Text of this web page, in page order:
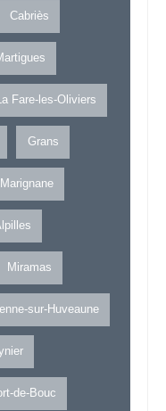
Cabriès
Fare-les-Oliviers
Grans
Marignane
Miramas
sur-Huveaune
de-Bouc